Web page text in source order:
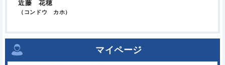
近藤 花穂
（コンドウ カホ）
マイページ